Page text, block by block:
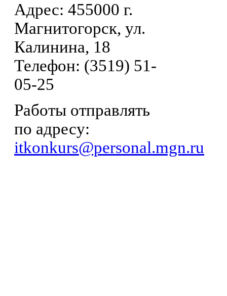
Адрес: 455000 г.
Магнитогорск, ул.
Калинина, 18
Телефон: (3519) 51-
05-25
Работы отправлять
по адресу:
itkonkurs@personal.mgn.ru